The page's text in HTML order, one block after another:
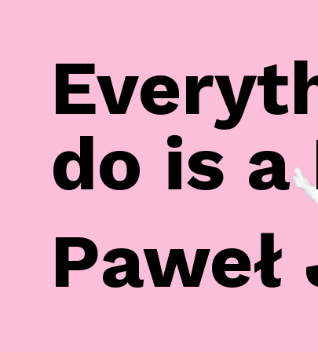
do is